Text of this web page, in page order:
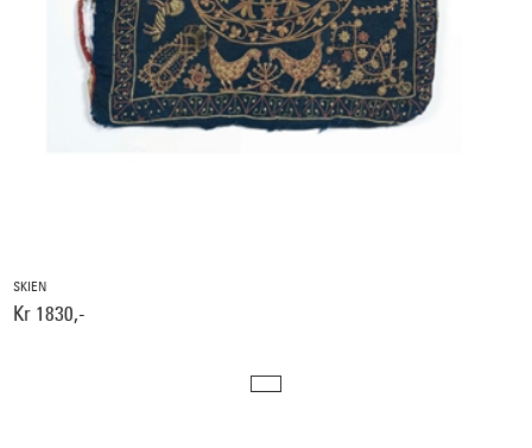
SKIEN
Kr 1830,-